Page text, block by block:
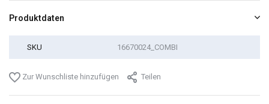
Produktdaten
SKU 16670024_COMBI
Zur Wunschliste hinzufügen Teilen